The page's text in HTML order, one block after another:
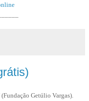
Getúlio Vargas).